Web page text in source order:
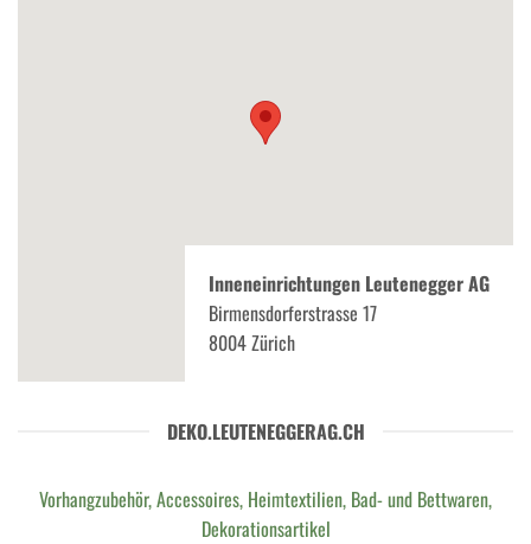
Inneneinrichtungen Leutenegger AG
Birmensdorferstrasse 17
8004 Zürich
DEKO.LEUTENEGGERAG.CH
Vorhangzubehör, Accessoires, Heimtextilien, Bad- und Bettwaren,
Dekorationsartikel